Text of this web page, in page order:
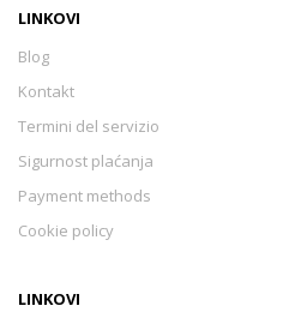
LINKOVI
Blog
Kontakt
Termini del servizio
Sigurnost plaćanja
Payment methods
Cookie policy
LINKOVI